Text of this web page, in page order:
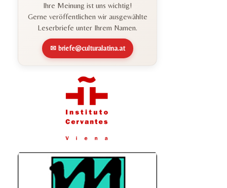
Ihre Meinung ist uns wichtig!
Gerne veröffentlichen wir ausgewählte
Leserbriefe unter Ihrem Namen.
✉ briefe@culturalatina.at